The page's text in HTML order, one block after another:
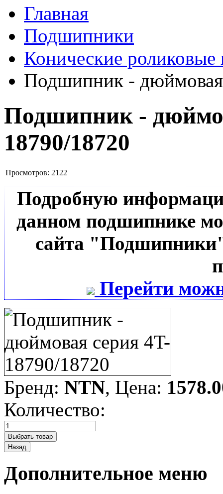
Главная
Подшипники
Конические
Подшипник - дюймовая
Подшипник -
18790/18720
Просмотров: 2122
Подробную
данном подшипнике
сайта
Перейти
Бренд: NTN, Цена:
Количество:
Дополнительное меню